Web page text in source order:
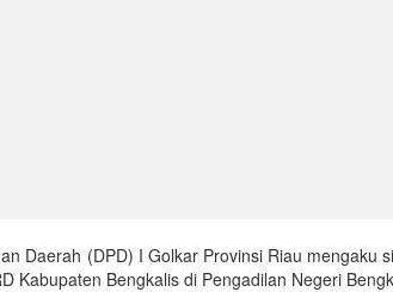
Daerah (DPD) I Golkar Provinsi Riau mengaku
Kabupaten Bengkalis di Pengadilan Negeri